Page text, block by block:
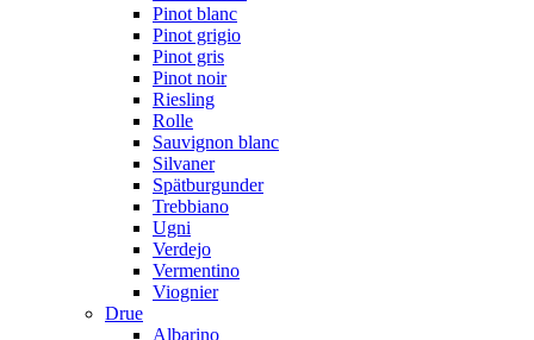
Pinot blanc
Pinot grigio
Pinot gris
Pinot noir
Riesling
Rolle
Sauvignon blanc
Silvaner
Spätburgunder
Trebbiano
Ugni
Verdejo
Vermentino
Viognier
Drue
Albarino